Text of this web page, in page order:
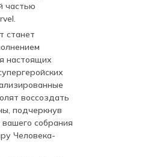
частью
станет
настоящих
воссоздать
подчеркнув
собрания
Человека-